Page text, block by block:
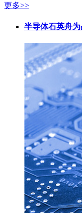
更多>>
半导体石英舟